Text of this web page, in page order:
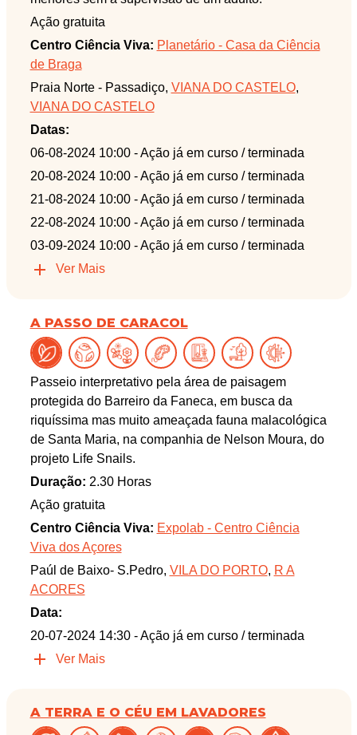
Ação gratuita
Centro Ciência Viva: Planetário - Casa da Ciência
de Braga
Praia Norte - Passadiço, VIANA DO CASTELO,
VIANA DO CASTELO
Datas:
06-08-2024 10:00 - Ação já em curso / terminada
20-08-2024 10:00 - Ação já em curso / terminada
21-08-2024 10:00 - Ação já em curso / terminada
22-08-2024 10:00 - Ação já em curso / terminada
03-09-2024 10:00 - Ação já em curso / terminada
Ver Mais
A PASSO DE CARACOL
Passeio interpretativo pela área de paisagem
protegida do Barreiro da Faneca, em busca da
riquíssima mas muito ameaçada fauna malacológica
de Santa Maria, na companhia de Nelson Moura, do
projeto Life Snails.
Duração: 2.30 Horas
Ação gratuita
Centro Ciência Viva: Expolab - Centro Ciência
Viva dos Açores
Paúl de Baixo- S.Pedro, VILA DO PORTO, R A
ACORES
Data:
20-07-2024 14:30 - Ação já em curso / terminada
Ver Mais
A TERRA E O CÉU EM LAVADORES